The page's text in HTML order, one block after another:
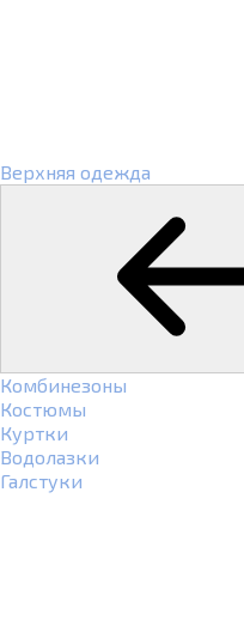
Верхняя одежда
Комбинезоны
Костюмы
Куртки
Водолазки
Галстуки